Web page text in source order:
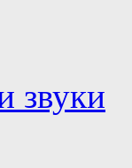
звуки